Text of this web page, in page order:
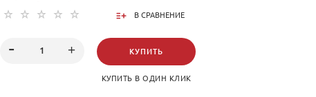
В СРАВНЕНИЕ
КУПИТЬ
КУПИТЬ В ОДИН КЛИК